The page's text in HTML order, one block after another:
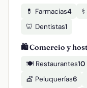
💊 Farmacias4
🦷 Dentistas1
🛍️ Comercio y
🍽️ Restaurantes10
💇 Peluquerías6